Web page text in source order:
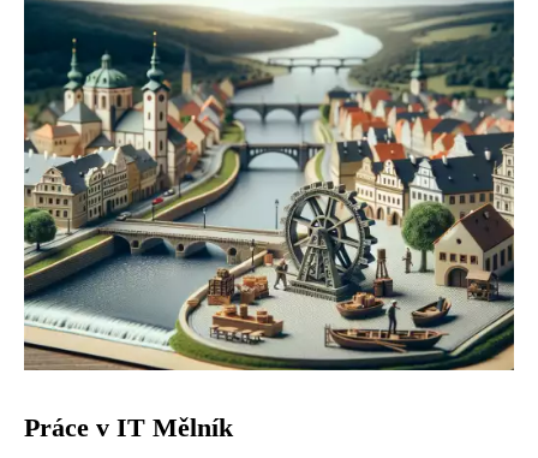
Práce v IT Mělník